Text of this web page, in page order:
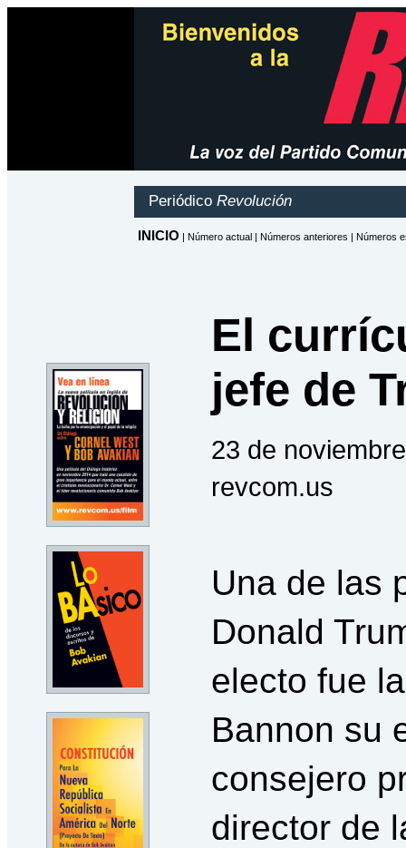
El
jefe de
23 de
revcom.us
Una de las
Donald
electo fue
Bannon su
consejero
director de